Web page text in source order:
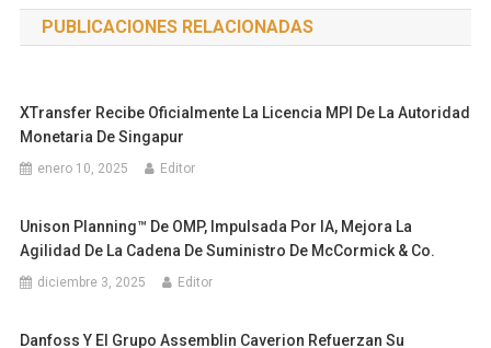
entradas
PUBLICACIONES RELACIONADAS
XTransfer Recibe Oficialmente La Licencia MPI De La Autoridad
Monetaria De Singapur
enero 10, 2025 Editor
Unison Planning™ De OMP, Impulsada Por IA, Mejora La
Agilidad De La Cadena De Suministro De McCormick & Co.
diciembre 3, 2025 Editor
Danfoss Y El Grupo Assemblin Caverion Refuerzan Su